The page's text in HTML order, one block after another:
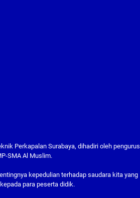
Perkapalan Surabaya, dihadiri oleh pengurus
SMA Al Muslim.
kepedulian terhadap saudara kita yang
para peserta didik.